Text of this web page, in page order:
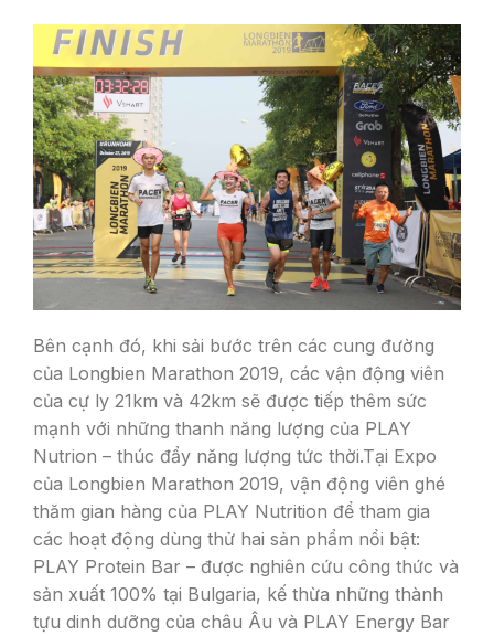
Bên cạnh đó, khi sải bước trên các cung đường
của Longbien Marathon 2019, các vận động viên
của cự ly 21km và 42km sẽ được tiếp thêm sức
mạnh với những thanh năng lượng của PLAY
Nutrion – thúc đẩy năng lượng tức thời.Tại Expo
của Longbien Marathon 2019, vận động viên ghé
thăm gian hàng của PLAY Nutrition để tham gia
các hoạt động dùng thử hai sản phẩm nổi bật:
PLAY Protein Bar – được nghiên cứu công thức và
sản xuất 100% tại Bulgaria, kế thừa những thành
tựu dinh dưỡng của châu Âu và PLAY Energy Bar